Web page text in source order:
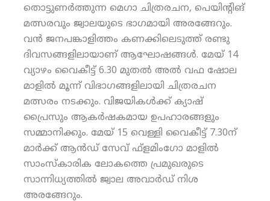
തൊട്ടുണര്‍ത്തുന്ന മെഗാ ചിത്രരചന, പെയിന്റിങ്
മത്സരവും ജ്വാലയുടെ ഭാഗമായി അരങ്ങേറും.
വന്‍ ജനപങ്കാളിത്തം കണക്കിലെടുത്ത് രണ്ടു
ദിവസങ്ങളിലായാണ് ആഘോഷങ്ങള്‍. മേയ് 14
വ്യാഴം വൈകീട്ട് 6.30 മുതല്‍ അല്‍ വഫ ഷോല
മാളില്‍ മൂന്ന് വിഭാഗങ്ങളിലായി ചിത്രരചന
മത്സരം നടക്കും. വിജയികള്‍ക്ക് ക്യാഷ്
പ്രൈസും ആകര്‍ഷകമായ ഉപഹാരങ്ങളും
സമ്മാനിക്കും. മേയ് 15 വെള്ളി വൈകീട്ട് 7.30ന്
മാര്‍ക്ക് ആന്‍ഡ് സേവ് ഫ്‌ളമിംഗോ മാളില്‍
സാംസ്‌കാരിക ലോകത്തെ പ്രമുഖരുടെ
സാന്നിധ്യത്തില്‍ ജ്വാല അവാര്‍ഡ് നിശ
അരങ്ങേറും.